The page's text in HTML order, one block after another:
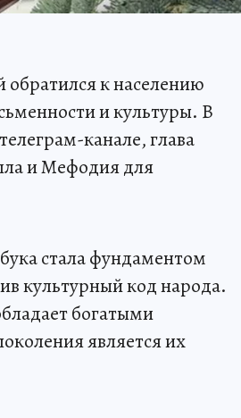
к населению
и культуры. В
канале, глава
и Мефодия для
стала фундаментом
культурный код народа.
богатыми
является их